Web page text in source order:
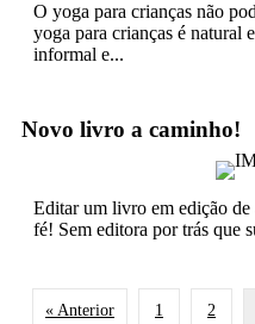
O yoga para crianças não
yoga para crianças é natural
informal e...
Novo livro a caminho!
Editar um livro em edição
fé! Sem editora por trás que
« Anterior 1 2